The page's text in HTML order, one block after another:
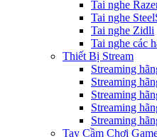
Tai nghe
Tai nghe
Tai nghe Zidli
Tai nghe các
Thiết Bị Stream
Streaming
Streaming
Streaming
Streaming
Streaming
Tay Cầm Chơi